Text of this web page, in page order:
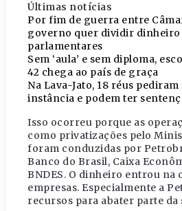
Últimas notícias
Por fim de guerra entre
governo quer dividir dinheiro
parlamentares
Sem ‘aula’ e sem diploma,
42 chega ao país de graça
Na Lava-Jato, 18 réus
instância e podem ter
Isso ocorreu porque as
como privatizações pelo
foram conduzidas por
Banco do Brasil, Caixa
BNDES. O dinheiro entrou na
empresas. Especialmente a
recursos para abater parte da